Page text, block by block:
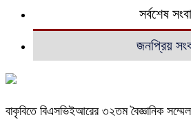
সর্বশেষ
জনপ্রিয়
বাকৃবিতে বিএসভিইআরের ৩২তম বৈজ্ঞানিক